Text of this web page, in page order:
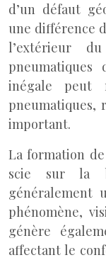
d’un défaut
une différence
l’extérieur
pneumatiques
inégale
pneumatiques,
important.
La formation
scie sur la
généralement
phénomène,
génère
affectant le